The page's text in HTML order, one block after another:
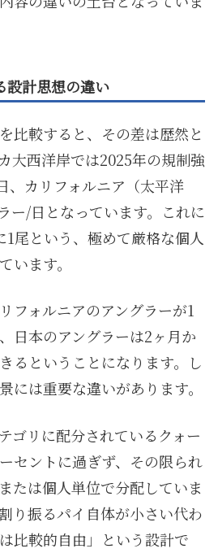
設計思想の違い
比較すると、その差は歴然と
大西洋岸では2025年の規制強
、カリフォルニア（太平洋
ー/日となっています。これに
尾という、極めて厳格な個人
います。
フォルニアのアングラーが1
日本のアングラーは2ヶ月か
るということになります。し
には重要な違いがあります。
ゴリに配分されているクォー
セントに過ぎず、その限られ
たは個人単位で分配していま
り振るパイ自体が小さい代わ
比較的自由」という設計で